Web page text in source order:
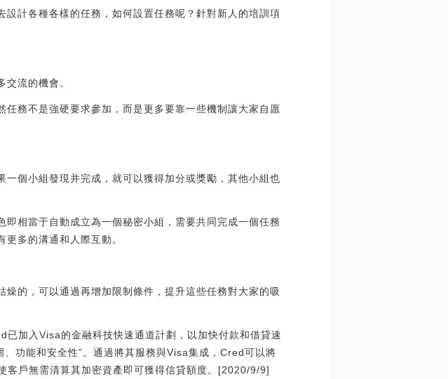
計各種各樣的任務，如何設置任務呢？針對新人的培訓項
流的機會。
務不是強硬要求參加，而是更多要靠一些機制讓大家自愿
個小組發現并完成，就可以獲得加分或獎勵，其他小組也
相當于自動成立為一個秘密小組，需要共同完成一個任務
多的溝通和人際互動。
的，可以通過再增加限制條件，提升這些任務對大家的吸
加入Visa的金融科技快速通道計劃，以加快付款和借貸速
功能和安全性”。通過將其服務與Visa集成，Cred可以將
客戶無需清算其加密資產即可獲得信貸額度。[2020/9/9]